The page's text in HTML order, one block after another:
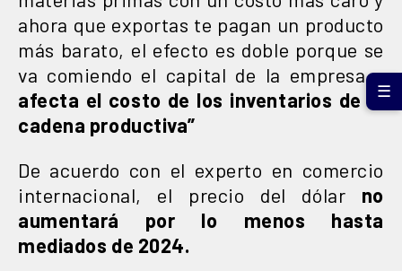
ahora que exportas te pagan un producto
más barato, el efecto es doble porque se
va comiendo el capital de la empresa y
afecta el costo de los inventarios de la
cadena productiva”
De acuerdo con el experto en comercio
internacional, el precio del dólar no
aumentará por lo menos hasta
mediados de 2024.
☰